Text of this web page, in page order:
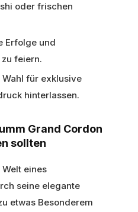
oder frischen
Erfolge und
feiern.
für exklusive
hinterlassen.
Grand Cordon
sollten
eines
seine elegante
etwas Besonderem